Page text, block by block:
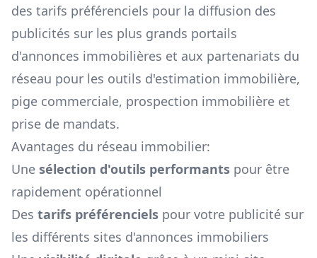
des tarifs préférenciels pour la diffusion des
publicités sur les plus grands portails
d'annonces immobilières et aux partenariats du
réseau pour les outils d'estimation immobilière,
pige commerciale, prospection immobilière et
prise de mandats.
Avantages du réseau immobilier:
Une sélection d'outils performants pour être
rapidement opérationnel
Des tarifs préférenciels pour votre publicité sur
les différents sites d'annonces immobiliers